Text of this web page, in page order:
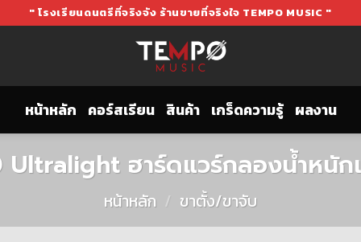
" โรงเรียนดนตรีที่จริงจัง ร้านขายที่จริงใจ TEMPO MUSIC "
หน้าหลัก คอร์สเรียน สินค้า เกร็ดความรู้ ผลงาน
ฮาร์ดแวร์กลองน้ำหนัก
หน้าหลัก / ขาตั้ง/ขาจับ